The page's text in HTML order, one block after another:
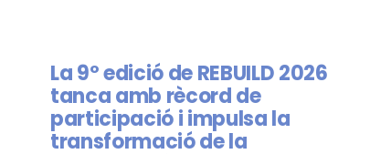
La 9º edició de REBUILD 2026
tanca amb rècord de
participació i impulsa la
transformació de la